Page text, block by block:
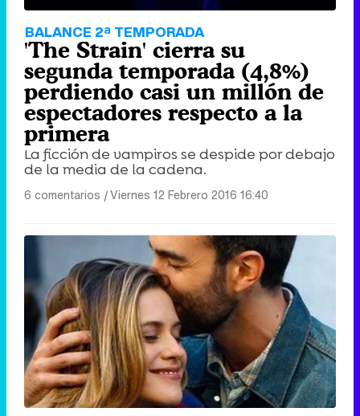
BALANCE 2ª TEMPORADA
'The Strain' cierra su
segunda temporada (4,8%)
perdiendo casi un millón de
espectadores respecto a la
primera
La ficción de vampiros se despide por debajo
de la media de la cadena.
6 comentarios |Viernes 12 Febrero 2016 16:40